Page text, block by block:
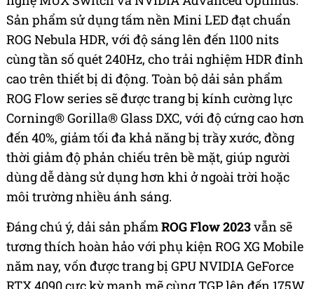
Sản phẩm sử dụng tấm nền Mini LED đạt chuẩn
ROG Nebula HDR, với độ sáng lên đến 1100 nits
cùng tần số quét 240Hz, cho trải nghiệm HDR đỉnh
cao trên thiết bị di động. Toàn bộ dải sản phẩm
ROG Flow series sẽ được trang bị kính cường lực
Corning® Gorilla® Glass DXC, với độ cứng cao hơn
đến 40%, giảm tối đa khả năng bị trầy xước, đồng
thời giảm độ phản chiếu trên bề mặt, giúp người
dùng dễ dàng sử dụng hơn khi ở ngoài trời hoặc
môi trường nhiều ánh sáng.
Đáng chú ý, dải sản phẩmROG Flow 2023vẫn sẽ
tương thích hoàn hảo với phụ kiện ROG XG Mobile
năm nay, vốn được trang bị GPU NVIDIA GeForce
RTX 4090 cực kỳ mạnh mẽ cùng TGP lên đến 175W.